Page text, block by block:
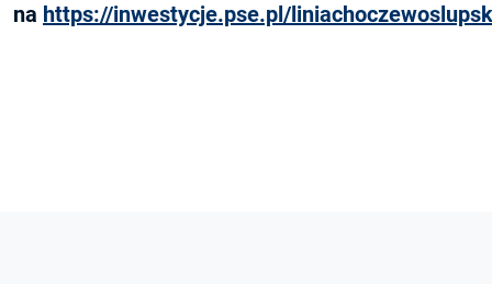
na https://inwestycje.pse.pl/